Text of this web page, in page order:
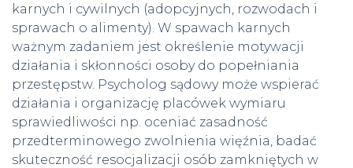
karnych i cywilnych (adopcyjnych, rozwodach i
sprawach o alimenty). W spawach karnych
ważnym zadaniem jest określenie motywacji
działania i skłonności osoby do popełniania
przestępstw. Psycholog sądowy może wspierać
działania i organizację placówek wymiaru
sprawiedliwości np. oceniać zasadność
przedterminowego zwolnienia więźnia, badać
skuteczność resocjalizacji osób zamkniętych w